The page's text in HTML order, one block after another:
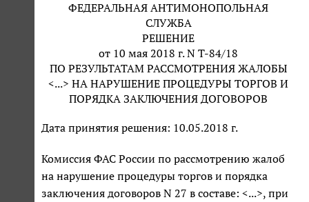
ФЕДЕРАЛЬНАЯ АНТИМОНОПОЛЬНАЯ
СЛУЖБА
РЕШЕНИЕ
от 10 мая 2018 г. N Т-84/18
ПО РЕЗУЛЬТАТАМ РАССМОТРЕНИЯ ЖАЛОБЫ
<...> НА НАРУШЕНИЕ ПРОЦЕДУРЫ ТОРГОВ И
ПОРЯДКА ЗАКЛЮЧЕНИЯ ДОГОВОРОВ
Дата принятия решения: 10.05.2018 г.
Комиссия ФАС России по рассмотрению жалоб
на нарушение процедуры торгов и порядка
заключения договоров N 27 в составе: <...>, при